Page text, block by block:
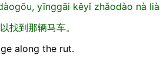
yīnggāi kěyǐ zhǎodào nà
找到那辆马车。
along the rut.